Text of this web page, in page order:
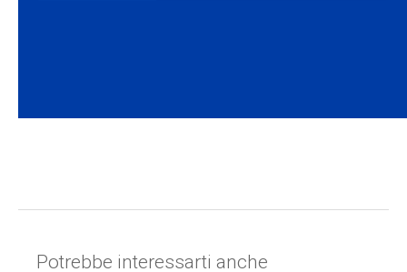
Potrebbe interessarti anche